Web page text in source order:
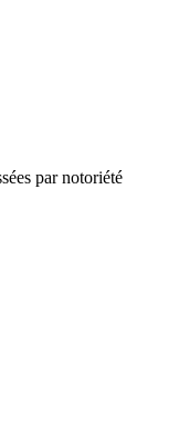
par notoriété